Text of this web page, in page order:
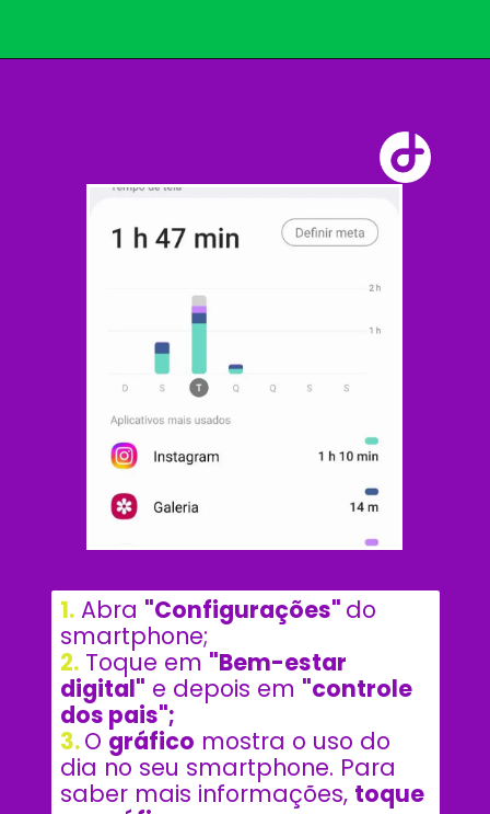
1. Abra "Configurações" do
smartphone;
2. Toque em "Bem-estar
digital" e depois em "controle
dos pais";
3. O gráfico mostra o uso do
dia no seu smartphone. Para
saber mais informações, toque